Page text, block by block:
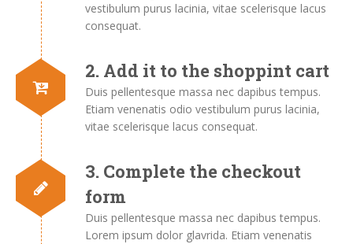
vestibulum purus lacinia, vitae scelerisque lacus
consequat.
2. Add it to the shoppint cart
Duis pellentesque massa nec dapibus tempus.
Etiam venenatis odio vestibulum purus lacinia,
vitae scelerisque lacus consequat.
3. Complete the checkout
form
Duis pellentesque massa nec dapibus tempus.
Lorem ipsum dolor glavrida. Etiam venenatis